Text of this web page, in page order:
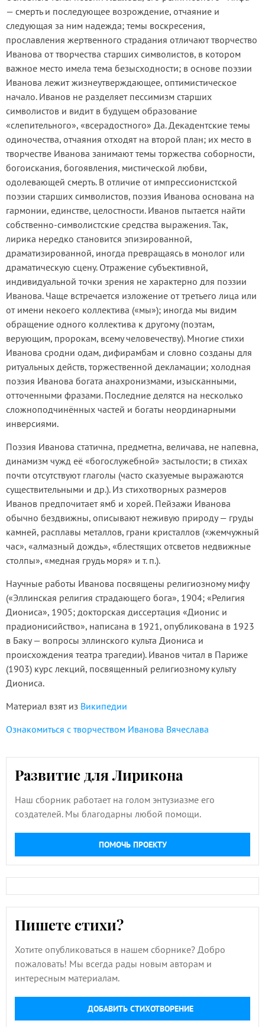
— смерть и последующее возрождение, отчаяние и
следующая за ним надежда; темы воскресения,
прославления жертвенного страдания отличают творчество
Иванова от творчества старших символистов, в котором
важное место имела тема безысходности; в основе поэзии
Иванова лежит жизнеутверждающее, оптимистическое
начало. Иванов не разделяет пессимизм старших
символистов и видит в будущем образование
«слепительного», «всерадостного» Да. Декадентские темы
одиночества, отчаяния отходят на второй план; их место в
творчестве Иванова занимают темы торжества соборности,
богоискания, богоявления, мистической любви,
одолевающей смерть. В отличие от импрессионистской
поэзии старших символистов, поэзия Иванова основана на
гармонии, единстве, целостности. Иванов пытается найти
собственно-символистские средства выражения. Так,
лирика нередко становится эпизированной,
драматизированной, иногда превращаясь в монолог или
драматическую сцену. Отражение субъективной,
индивидуальной точки зрения не характерно для поэзии
Иванова. Чаще встречается изложение от третьего лица или
от имени некоего коллектива («мы»); иногда мы видим
обращение одного коллектива к другому (поэтам,
верующим, пророкам, всему человечеству). Многие стихи
Иванова сродни одам, дифирамбам и словно созданы для
ритуальных действ, торжественной декламации; холодная
поэзия Иванова богата анахронизмами, изысканными,
отточенными фразами. Последние делятся на несколько
сложноподчинённых частей и богаты неординарными
инверсиями.
Поэзия Иванова статична, предметна, величава, не напевна,
динамизм чужд её «богослужебной» застылости; в стихах
почти отсутствуют глаголы (часто сказуемые выражаются
существительными и др.). Из стихотворных размеров
Иванов предпочитает ямб и хорей. Пейзажи Иванова
обычно бездвижны, описывают неживую природу — груды
камней, расплавы металлов, грани кристаллов («жемчужный
час», «алмазный дождь», «блестящих отсветов недвижные
столпы», «медная грудь моря» и т. п.).
Научные работы Иванова посвящены религиозному мифу
(«Эллинская религия страдающего бога», 1904; «Религия
Диониса», 1905; докторская диссертация «Дионис и
прадионисийство», написана в 1921, опубликована в 1923
в Баку — вопросы эллинского культа Диониса и
происхождения театра трагедии). Иванов читал в Париже
(1903) курс лекций, посвященный религиозному культу
Диониса.
Материал взят из Википедии
Ознакомиться с творчеством Иванова Вячеслава
Развитие для Лирикона
Наш сборник работает на голом энтузиазме его
создателей. Мы благодарны любой помощи.
ПОМОЧЬ ПРОЕКТУ
Пишете стихи?
Хотите опубликоваться в нашем сборнике? Добро
пожаловать! Мы всегда рады новым авторам и
интересным материалам.
ДОБАВИТЬ СТИХОТВОРЕНИЕ